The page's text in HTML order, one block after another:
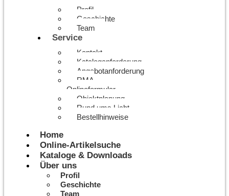
Profil
Geschichte
Team
Service
Kontakt
Kataloganforderung
Angebotanforderung
RMA
Onlineformular
Objektplanung
Rund ums Licht
Bestellhinweise
Home
Online-Artikelsuche
Kataloge & Downloads
Über uns
Profil
Geschichte
Team